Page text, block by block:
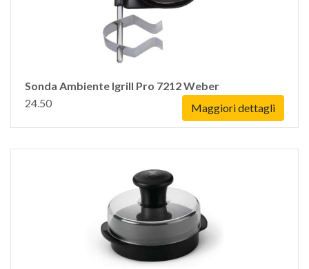
Sonda Ambiente Igrill Pro 7212 Weber
24.50
Maggiori dettagli